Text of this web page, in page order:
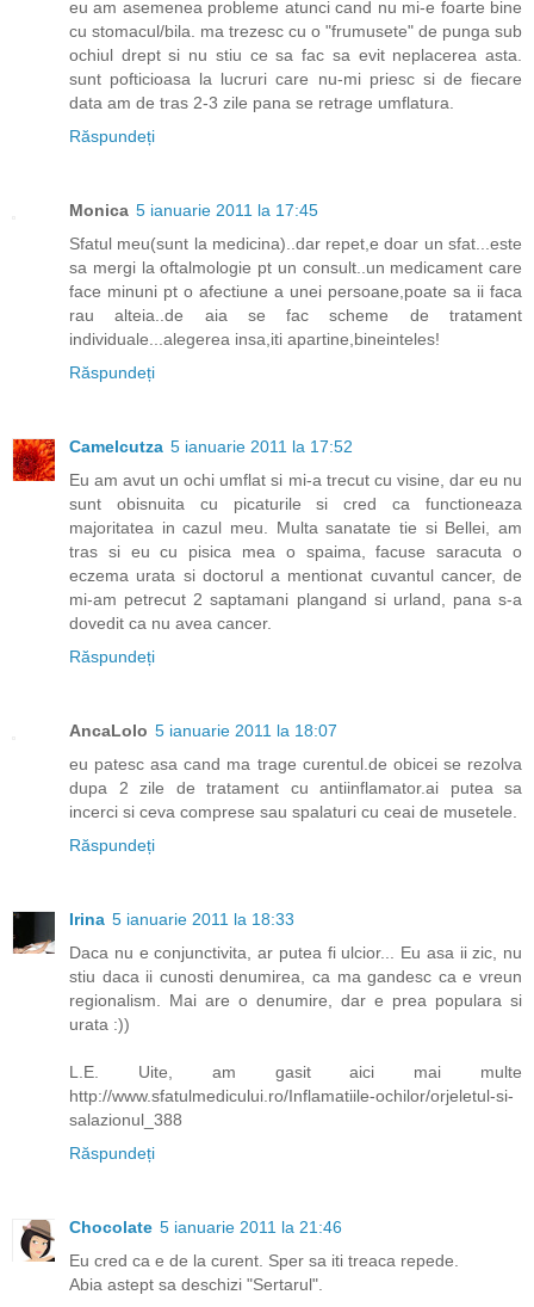
eu am asemenea probleme atunci cand nu mi-e foarte bine
cu stomacul/bila. ma trezesc cu o "frumusete" de punga sub
ochiul drept si nu stiu ce sa fac sa evit neplacerea asta.
sunt pofticioasa la lucruri care nu-mi priesc si de fiecare
data am de tras 2-3 zile pana se retrage umflatura.
Răspundeți
Monica 5 ianuarie 2011 la 17:45
Sfatul meu(sunt la medicina)..dar repet,e doar un sfat...este
sa mergi la oftalmologie pt un consult..un medicament care
face minuni pt o afectiune a unei persoane,poate sa ii faca
rau alteia..de aia se fac scheme de tratament
individuale...alegerea insa,iti apartine,bineinteles!
Răspundeți
Camelcutza 5 ianuarie 2011 la 17:52
Eu am avut un ochi umflat si mi-a trecut cu visine, dar eu nu
sunt obisnuita cu picaturile si cred ca functioneaza
majoritatea in cazul meu. Multa sanatate tie si Bellei, am
tras si eu cu pisica mea o spaima, facuse saracuta o
eczema urata si doctorul a mentionat cuvantul cancer, de
mi-am petrecut 2 saptamani plangand si urland, pana s-a
dovedit ca nu avea cancer.
Răspundeți
AncaLolo 5 ianuarie 2011 la 18:07
eu patesc asa cand ma trage curentul.de obicei se rezolva
dupa 2 zile de tratament cu antiinflamator.ai putea sa
incerci si ceva comprese sau spalaturi cu ceai de musetele.
Răspundeți
Irina 5 ianuarie 2011 la 18:33
Daca nu e conjunctivita, ar putea fi ulcior... Eu asa ii zic, nu
stiu daca ii cunosti denumirea, ca ma gandesc ca e vreun
regionalism. Mai are o denumire, dar e prea populara si
urata :))
L.E. Uite, am gasit aici mai multe
http://www.sfatulmedicului.ro/Inflamatiile-ochilor/orjeletul-si-
salazionul_388
Răspundeți
Chocolate 5 ianuarie 2011 la 21:46
Eu cred ca e de la curent. Sper sa iti treaca repede.
Abia astept sa deschizi "Sertarul".